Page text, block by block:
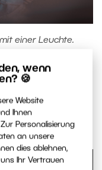
wenn
🍪
Website
Ihnen
Personalisierung
an unsere
dies ablehnen,
Ihr Vertrauen
einer Leuchte.
in der Schwarz-